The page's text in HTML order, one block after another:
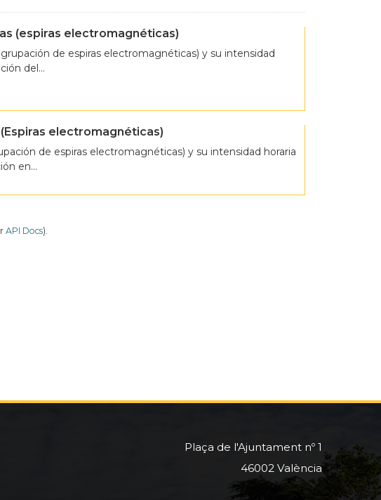
(espiras electromagnéticas)
de espiras electromagnéticas) y su intensidad
del...
electromagnéticas)
de espiras electromagnéticas) y su intensidad horaria
en...
API Docs).
Plaça de l'Ajuntament nº 1
46002 València